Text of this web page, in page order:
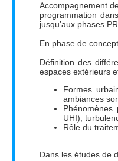
Accompagnement
programmation
jusqu’aux phases
En phase de
Définition des
espaces extérieurs
Formes
ambiances
UHI),
Rôle du
Dans les études de